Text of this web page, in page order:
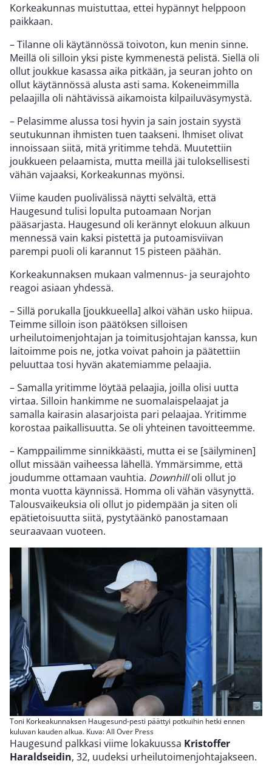
Korkeakunnas muistuttaa, ettei hypännyt helppoon
paikkaan.
– Tilanne oli käytännössä toivoton, kun menin sinne.
Meillä oli silloin yksi piste kymmenestä pelistä. Siellä oli
ollut joukkue kasassa aika pitkään, ja seuran johto on
ollut käytännössä alusta asti sama. Kokeneimmilla
pelaajilla oli nähtävissä aikamoista kilpailuväsymystä.
– Pelasimme alussa tosi hyvin ja sain jostain syystä
seutukunnan ihmisten tuen taakseni. Ihmiset olivat
innoissaan siitä, mitä yritimme tehdä. Muutettiin
joukkueen pelaamista, mutta meillä jäi tuloksellisesti
vähän vajaaksi, Korkeakunnas myönsi.
Viime kauden puolivälissä näytti selvältä, että
Haugesund tulisi lopulta putoamaan Norjan
pääsarjasta. Haugesund oli kerännyt elokuun alkuun
mennessä vain kaksi pistettä ja putoamisviivan
parempi puoli oli karannut 15 pisteen päähän.
Korkeakunnaksen mukaan valmennus- ja seurajohto
reagoi asiaan yhdessä.
– Sillä porukalla [joukkueella] alkoi vähän usko hiipua.
Teimme silloin ison päätöksen silloisen
urheilutoimenjohtajan ja toimitusjohtajan kanssa, kun
laitoimme pois ne, jotka voivat pahoin ja päätettiin
peluuttaa tosi hyvän akatemiamme pelaajia.
– Samalla yritimme löytää pelaajia, joilla olisi uutta
virtaa. Silloin hankimme ne suomalaispelaajat ja
samalla kairasin alasarjoista pari pelaajaa. Yritimme
korostaa paikallisuutta. Se oli yhteinen tavoitteemme.
– Kamppailimme sinnikkäästi, mutta ei se [säilyminen]
ollut missään vaiheessa lähellä. Ymmärsimme, että
joudumme ottamaan vauhtia. Downhilloli ollut jo
monta vuotta käynnissä. Homma oli vähän väsynyttä.
Talousvaikeuksia oli ollut jo pidempään ja siten oli
epätietoisuutta siitä, pystytäänkö panostamaan
seuraavaan vuoteen.
Toni Korkeakunnaksen Haugesund-pesti päättyi potkuihin hetki ennen
kuluvan kauden alkua. Kuva: All Over Press
Haugesund palkkasi viime lokakuussa Kristoffer
Haraldseidin, 32, uudeksi urheilutoimenjohtajakseen.